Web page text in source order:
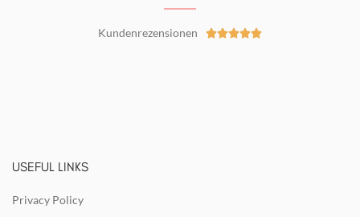
Kundenrezensionen 
USEFUL LINKS
Privacy Policy